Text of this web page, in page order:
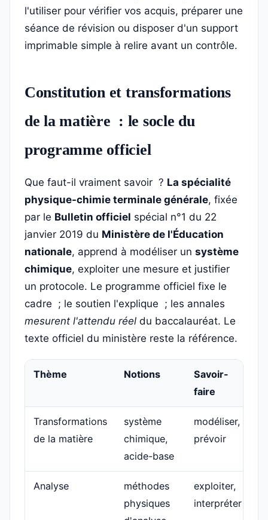
l'utiliser pour vérifier vos acquis, préparer une
séance de révision ou disposer d'un support
imprimable simple à relire avant un contrôle.
Constitution et transformations
de la matière : le socle du
programme officiel
Que faut-il vraiment savoir ? La spécialité
physique-chimie terminale générale, fixée
par le Bulletin officiel spécial n°1 du 22
janvier 2019 du Ministère de l'Éducation
nationale, apprend à modéliser un système
chimique, exploiter une mesure et justifier
un protocole. Le programme officiel fixe le
cadre ; le soutien l'explique ; les annales
mesurent l'attendu réel du baccalauréat. Le
texte officiel du ministère reste la référence.
Thème Notions
Savoir-
faire
Transformations
de la matière
système
chimique,
acide-base
modéliser,
prévoir
Analyse
méthodes
physiques
exploiter,
interpréter